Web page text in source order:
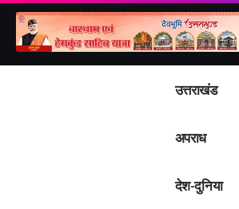
उत्तराखंड
अपराध
देश-दुनिया